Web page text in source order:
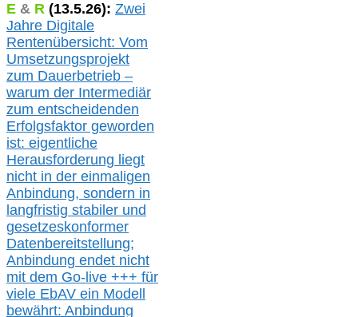
E & R (13.5.26): Zwei
Jahre Digitale
Rentenübersicht: Vom
Umsetzungsprojekt
zum Dauerbetrieb –
warum der Intermediär
zum entscheidenden
Erfolgsfaktor geworden
ist: eigentliche
Herausforderung liegt
nicht in der einmaligen
Anbindung, sondern in
langfristig stabiler und
gesetzeskonformer
Datenbereitstellung;
Anbindung endet nicht
mit dem Go-live +++ für
viele EbAV ein Modell
bewährt: Anbindung